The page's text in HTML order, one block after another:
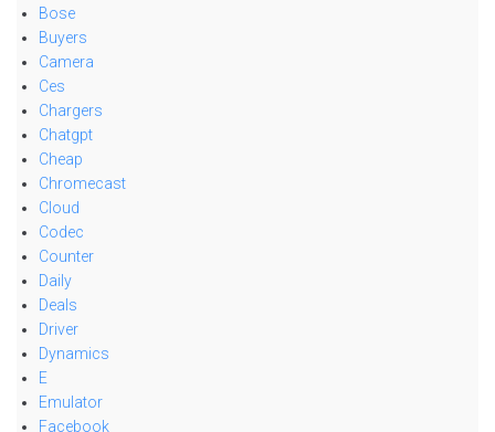
Bose
Buyers
Camera
Ces
Chargers
Chatgpt
Cheap
Chromecast
Cloud
Codec
Counter
Daily
Deals
Driver
Dynamics
E
Emulator
Facebook